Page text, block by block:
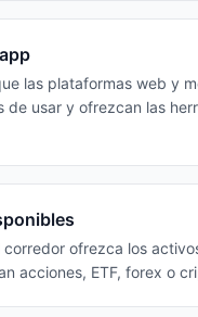
las plataformas web y
de usar y ofrezcan las
corredor ofrezca los
acciones, ETF, forex o